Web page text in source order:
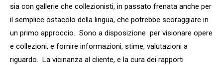
sia con gallerie che collezionisti, in passato frenata anche per
il semplice ostacolo della lingua, che potrebbe scoraggiare in
un primo approccio. Sono a disposizione per visionare opere
e collezioni, e fornire informazioni, stime, valutazioni a
riguardo. La vicinanza al cliente, e la cura dei rapporti